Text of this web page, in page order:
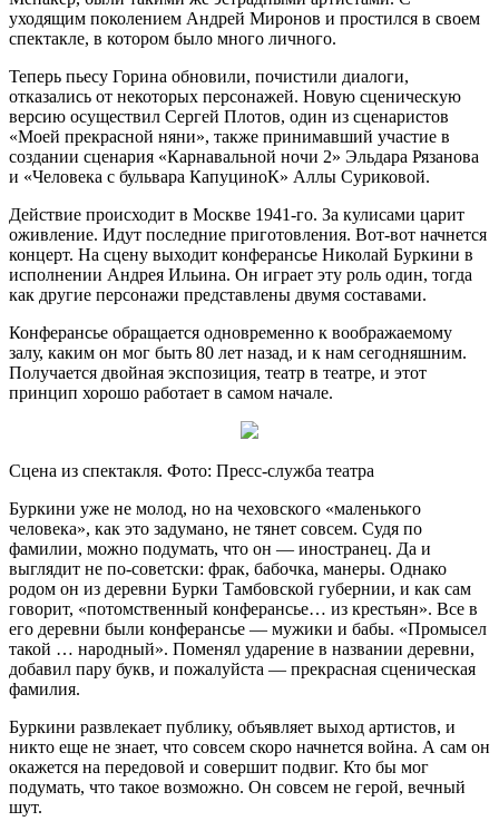
уходящим поколением Андрей Миронов и простился в своем
спектакле, в котором было много личного.
Теперь пьесу Горина обновили, почистили диалоги,
отказались от некоторых персонажей. Новую сценическую
версию осуществил Сергей Плотов, один из сценаристов
«Моей прекрасной няни», также принимавший участие в
создании сценария «Карнавальной ночи 2» Эльдара Рязанова
и «Человека с бульвара КапуциноК» Аллы Суриковой.
Действие происходит в Москве 1941-го. За кулисами царит
оживление. Идут последние приготовления. Вот-вот начнется
концерт. На сцену выходит конферансье Николай Буркини в
исполнении Андрея Ильина. Он играет эту роль один, тогда
как другие персонажи представлены двумя составами.
Конферансье обращается одновременно к воображаемому
залу, каким он мог быть 80 лет назад, и к нам сегодняшним.
Получается двойная экспозиция, театр в театре, и этот
принцип хорошо работает в самом начале.
Сцена из спектакля. Фото: Пресс-служба театра
Буркини уже не молод, но на чеховского «маленького
человека», как это задумано, не тянет совсем. Судя по
фамилии, можно подумать, что он — иностранец. Да и
выглядит не по-советски: фрак, бабочка, манеры. Однако
родом он из деревни Бурки Тамбовской губернии, и как сам
говорит, «потомственный конферансье… из крестьян». Все в
его деревни были конферансье — мужики и бабы. «Промысел
такой … народный». Поменял ударение в названии деревни,
добавил пару букв, и пожалуйста — прекрасная сценическая
фамилия.
Буркини развлекает публику, объявляет выход артистов, и
никто еще не знает, что совсем скоро начнется война. А сам он
окажется на передовой и совершит подвиг. Кто бы мог
подумать, что такое возможно. Он совсем не герой, вечный
шут.